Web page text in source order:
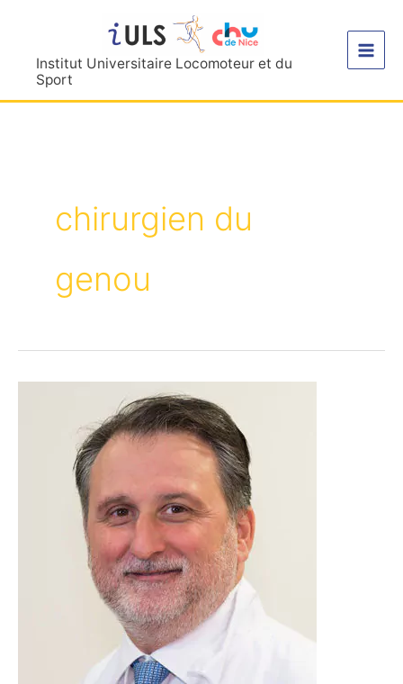
contenuInstitut Universitaire Locomoteur et du
Sport
chirurgien du
genou